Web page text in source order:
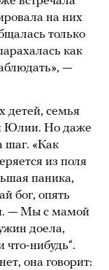
на них
только
как
—
детей, семья
Юлии. Но даже
шаг. «Как
из поля
паника,
бог, опять
— Мы с мамой
доела,
нибудь“.
она говорит: